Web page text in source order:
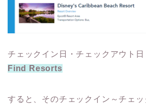
チェックイン日・チェックアウト
Find Resorts
すると、そのチェックイン～チェ